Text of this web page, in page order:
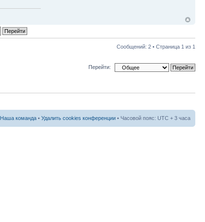
Сообщений: 2 • Страница 1 из 1
Перейти:
Наша команда • Удалить cookies конференции • Часовой пояс: UTC + 3 часа